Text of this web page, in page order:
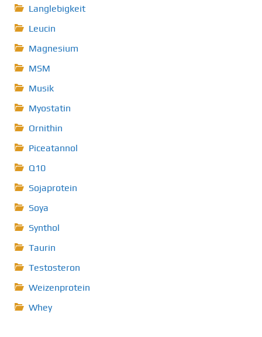
Langlebigkeit
Leucin
Magnesium
MSM
Musik
Myostatin
Ornithin
Piceatannol
Q10
Sojaprotein
Soya
Synthol
Taurin
Testosteron
Weizenprotein
Whey